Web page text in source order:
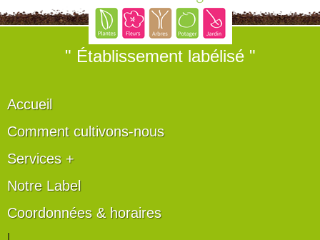
" Établissement labélisé "
Accueil
Comment cultivons-nous
Services +
Notre Label
Coordonnées & horaires